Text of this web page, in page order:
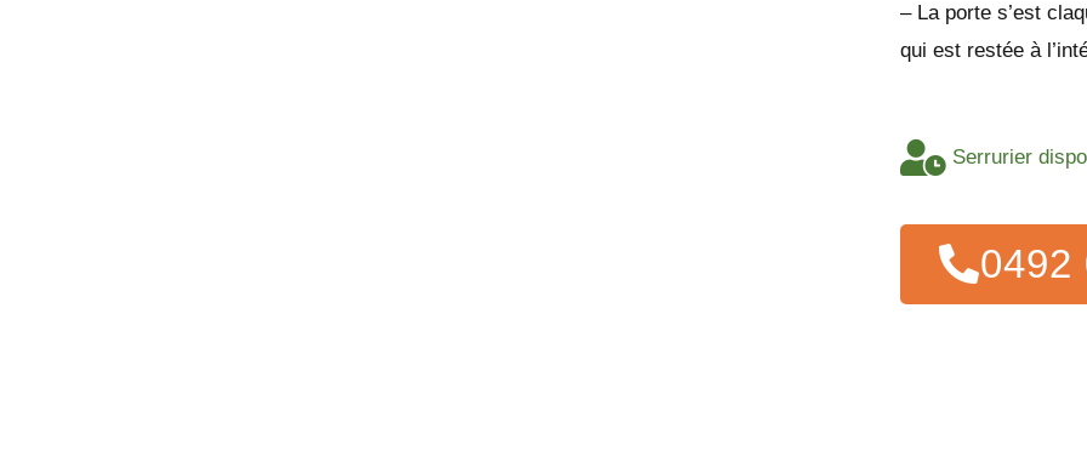
– La porte s’est
qui est restée à
Serrurier
0492